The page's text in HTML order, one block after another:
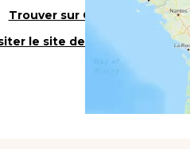
Trouver sur Google Maps
le site de l'établissement